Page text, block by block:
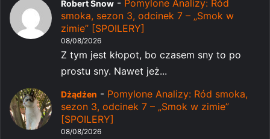
Robert Snow - Pomylone Analizy: Ród
smoka, sezon 3, odcinek 7 – „Smok w
zimie” [SPOILERY]
08/08/2026
Z tym jest kłopot, bo czasem sny to po
prostu sny. Nawet jeż...
Dżądżen - Pomylone Analizy: Ród smoka,
sezon 3, odcinek 7 – „Smok w zimie”
[SPOILERY]
08/08/2026